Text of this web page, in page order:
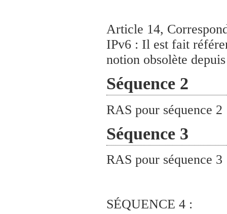
Article 14,
IPv6 : Il est fait
notion obsolète
Séquence 2
RAS pour séquence 2
Séquence 3
RAS pour séquence 3
SÉQUENCE 4 :